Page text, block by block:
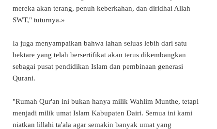
mereka akan terang, penuh keberkahan, dan diridhai Allah
SWT," tuturnya.»
Ia juga menyampaikan bahwa lahan seluas lebih dari satu
hektare yang telah bersertifikat akan terus dikembangkan
sebagai pusat pendidikan Islam dan pembinaan generasi
Qurani.
"Rumah Qur'an ini bukan hanya milik Wahlim Munthe, tetapi
menjadi milik umat Islam Kabupaten Dairi. Semua ini kami
niatkan lillahi ta'ala agar semakin banyak umat yang